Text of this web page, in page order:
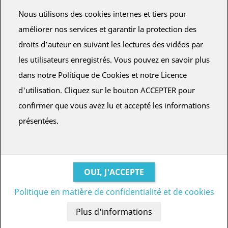
Pour consulter les abonnements pour les planétariums, il est
nécessaire de s'inscrire ou d'avoir un compte utilisateur.
CRÉER UN COMPTE CONNEXION
Séville (ESPAGNE)
Conditions et conditions·Mentions légales·Crédits
Nous utilisons des cookies internes et tiers pour
améliorer nos services et garantir la protection des
droits d’auteur en suivant les lectures des vidéos par
les utilisateurs enregistrés. Vous pouvez en savoir plus
dans notre Politique de Cookies et notre Licence
d'utilisation. Cliquez sur le bouton ACCEPTER pour
confirmer que vous avez lu et accepté les informations
présentées.
Politique en matière de confidentialité et de cookies